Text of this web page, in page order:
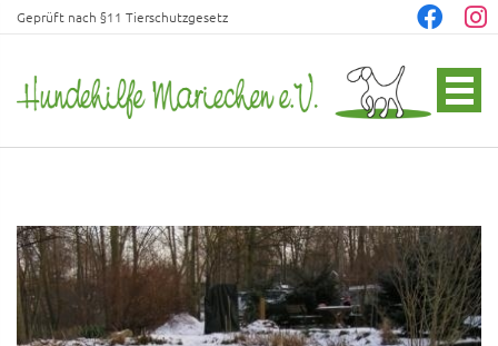
Geprüft nach §11 Tierschutzgesetz